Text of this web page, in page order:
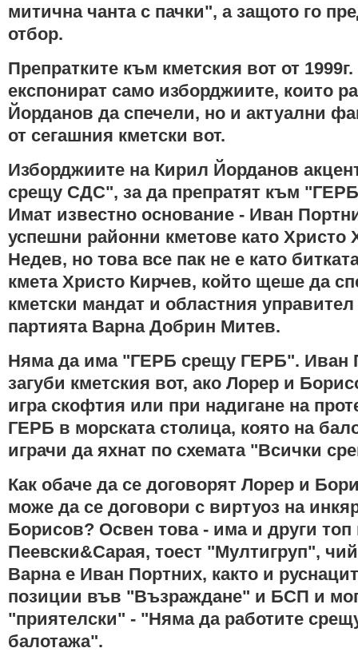
митична чанта с пачки", а защото го
отбор.
Препратките към кметския вот от
експонират само изборджиите, които
Йорданов да спечели, но и актуални
от сегашния кметски вот.
Изборджиите на Кирил Йорданов
срещу СДС", за да препратят към
Имат известно основание - Иван
успешни районни кметове като Христо
Недев, но това все пак не е като
кмета Христо Кирчев, който щеше да
кметски мандат и областния
партията Варна Добрин Митев.
Няма да има "ГЕРБ срещу ГЕРБ". Иван
загуби кметския вот, ако Лорер и
игра скофтия или при надигане на
ГЕРБ в морската столица, която на
играчи да яхнат по схемата "Всички
Как обаче да се договорят Лорер и
може да се договори с виртуоз на
Борисов? Освен това - има и други топ
Пеевски&Сарая, тоест "Мултигруп",
Варна е Иван Портних, както и
позиции във "Възраждане" и БСП и
"приятелски" - "Няма да работите
балотажа".